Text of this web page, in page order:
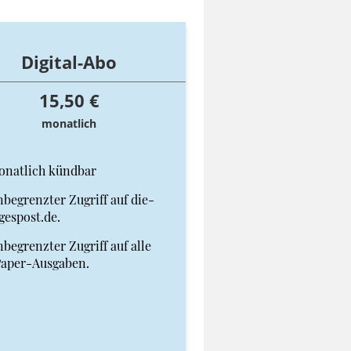
Digital-Abo
15,50 €
monatlich
kündbar
Zugriff auf die-
Zugriff auf alle
Ausgaben.